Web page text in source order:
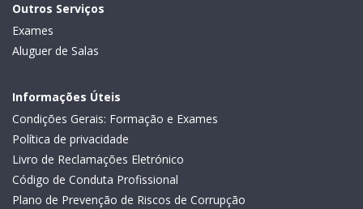
Outros Serviços
Exames
Aluguer de Salas
Informações Úteis
Condições Gerais: Formação e Exames
Política de privacidade
Livro de Reclamações Eletrónico
Código de Conduta Profissional
Plano de Prevenção de Riscos de Corrupção